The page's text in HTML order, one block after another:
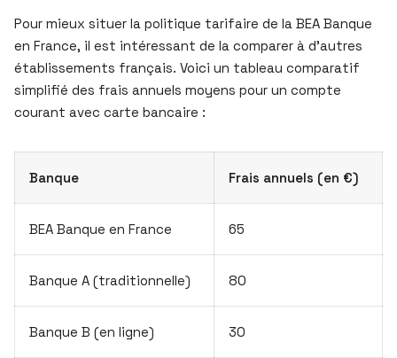
Pour mieux situer la politique tarifaire de la BEA Banque
en France, il est intéressant de la comparer à d’autres
établissements français. Voici un tableau comparatif
simplifié des frais annuels moyens pour un compte
courant avec carte bancaire :
Banque Frais annuels (en €)
BEA Banque en France 65
Banque A (traditionnelle) 80
Banque B (en ligne) 30